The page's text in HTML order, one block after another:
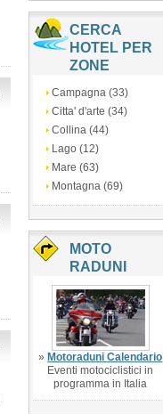
CERCA
HOTEL PER
ZONE
Campagna (33)
Citta' d'arte (34)
Collina (44)
Lago (12)
Mare (63)
Montagna (69)
MOTO
RADUNI
» Motoraduni Calendario
Eventi motociclistici in
programma in Italia